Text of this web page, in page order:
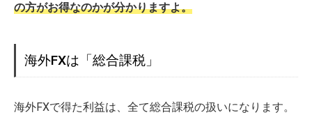
の方がお得なのかが分かりますよ。
海外FXは「総合課税」
海外FXで得た利益は、全て総合課税の扱いになります。